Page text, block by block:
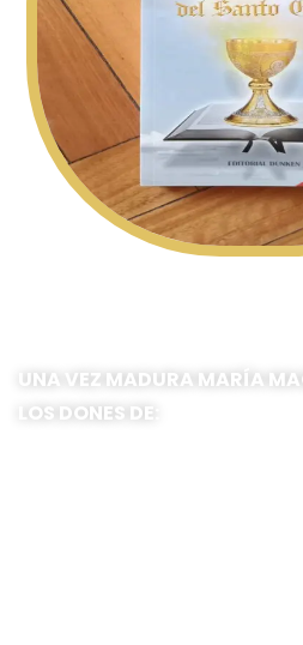
UNA VEZ MADURA MARÍA
LOS DONES DE: